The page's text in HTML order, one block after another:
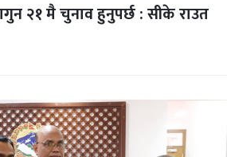
२१ मै चुनाव हुनुपर्छ : सीके राउत